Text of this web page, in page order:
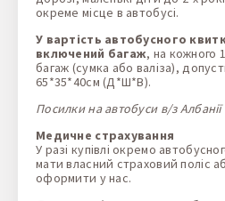
окреме місце в автобусі.
У вартість автобусного
включений багаж, на кожного
багаж (сумка або валіза),
65*35*40см (Д*Ш*В).
Посилки на автобуси в/з
Медичне страхування
У разі купівлі окремо
мати власний страховий поліс
оформити у нас.